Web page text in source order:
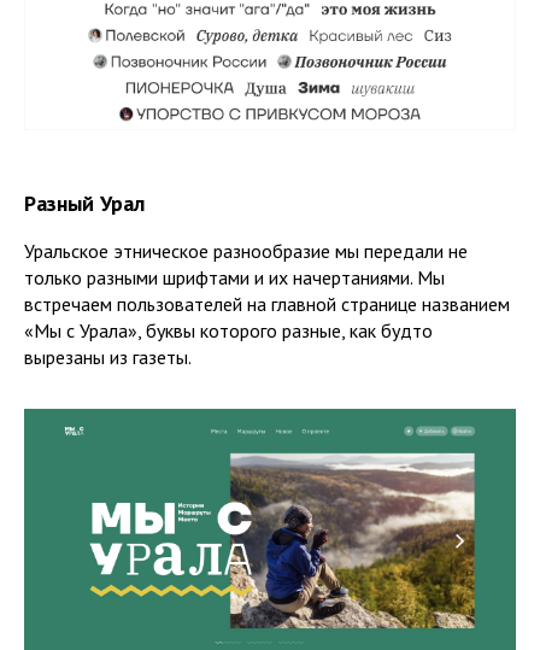
Разный Урал
Уральское этническое разнообразие мы передали не
только разными шрифтами и их начертаниями. Мы
встречаем пользователей на главной странице названием
«Мы с Урала», буквы которого разные, как будто
вырезаны из газеты.